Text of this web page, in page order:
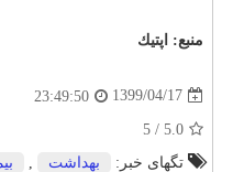
منبع: اپتیك
1399/04/17
23:49:50
5.0
/
5
تگهای خبر:
بهداشت